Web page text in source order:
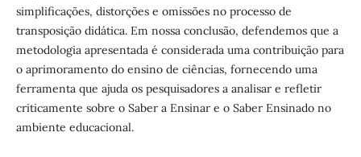
simplificações, distorções e omissões no processo de
transposição didática. Em nossa conclusão, defendemos que a
metodologia apresentada é considerada uma contribuição para
o aprimoramento do ensino de ciências, fornecendo uma
ferramenta que ajuda os pesquisadores a analisar e refletir
criticamente sobre o Saber a Ensinar e o Saber Ensinado no
ambiente educacional.